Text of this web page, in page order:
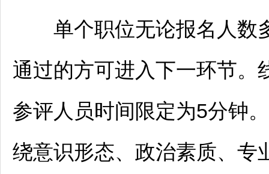
单个职位无论报名人数
通过的方可进入下一环节。
参评人员时间限定为5分钟
绕意识形态、政治素质、专